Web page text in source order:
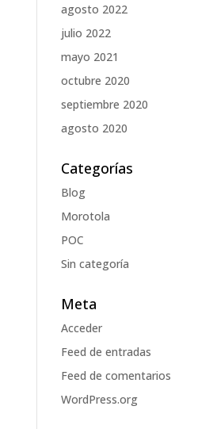
agosto 2022
julio 2022
mayo 2021
octubre 2020
septiembre 2020
agosto 2020
Categorías
Blog
Morotola
POC
Sin categoría
Meta
Acceder
Feed de entradas
Feed de comentarios
WordPress.org